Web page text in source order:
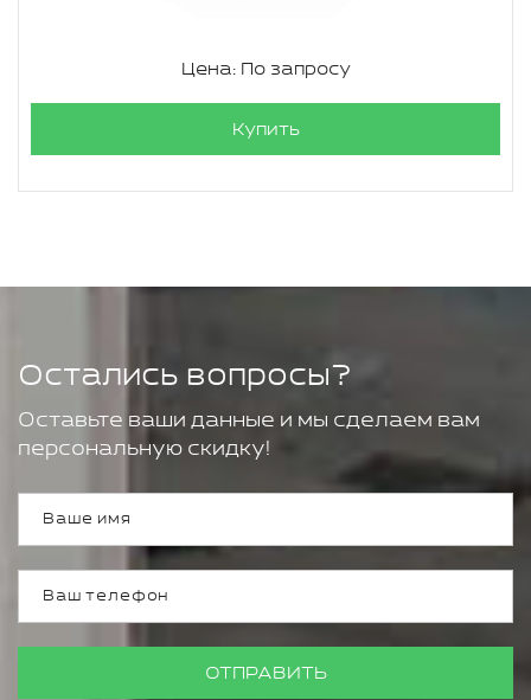
Цена: По запросу
Купить
Остались вопросы?
Оставьте ваши данные и мы сделаем вам
персональную скидку!
ОТПРАВИТЬ